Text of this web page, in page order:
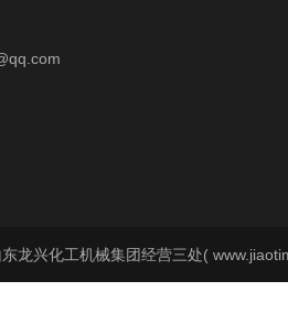
龙兴化工机械集团经营三处(